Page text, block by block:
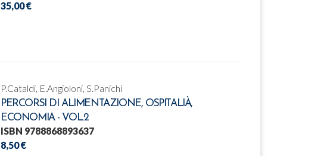
35,00 €
P.Cataldi, E.Angioloni, S.Panichi
PERCORSI DI ALIMENTAZIONE, OSPITALIÀ,
ECONOMIA - VOL.2
ISBN 9788868893637
8,50 €